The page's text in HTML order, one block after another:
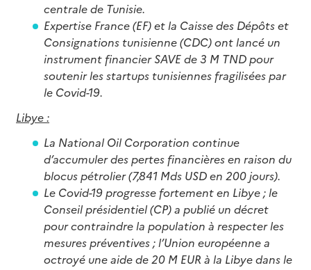
centrale de Tunisie.
Expertise France (EF) et la Caisse des Dépôts et
Consignations tunisienne (CDC) ont lancé un
instrument financier SAVE de 3 M TND pour
soutenir les startups tunisiennes fragilisées par
le Covid-19.
Libye :
La National Oil Corporation continue
d’accumuler des pertes financières en raison du
blocus pétrolier (7,841 Mds USD en 200 jours).
Le Covid-19 progresse fortement en Libye ; le
Conseil présidentiel (CP) a publié un décret
pour contraindre la population à respecter les
mesures préventives ; l’Union européenne a
octroyé une aide de 20 M EUR à la Libye dans le